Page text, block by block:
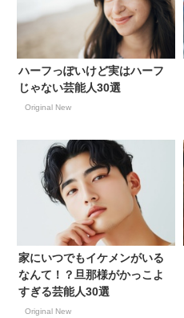
ハーフっぽいけど実はハーフ
じゃない芸能人30選
Original New
家にいつでもイケメンがいる
なんて！？旦那様がかっこよ
すぎる芸能人30選
Original New